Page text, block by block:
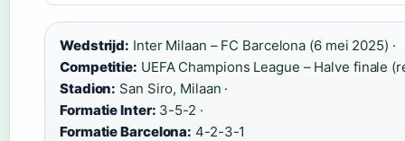
Wedstrijd: Inter Milaan – FC Barcelona (6 mei 2025) ·
Competitie: UEFA Champions League – Halve finale
Stadion: San Siro, Milaan ·
Formatie Inter: 3-5-2 ·
Formatie Barcelona: 4-2-3-1